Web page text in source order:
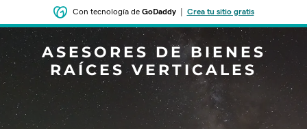
Con tecnología de GoDaddy| Crea tu sitio gratis
ASESORES DE BIENES
RAÍCES VERTICALES